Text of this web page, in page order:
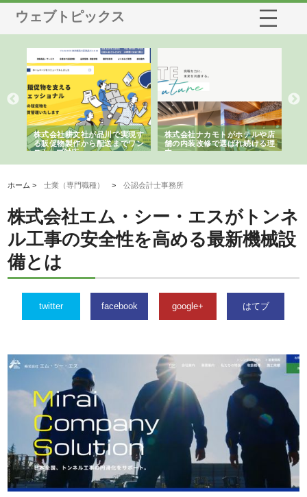
ウェブトピックス
株式会社耕文社が品川で実現す
る販促物製作から配送までワン
ストップ対応
株式会社ナカモトがホテルや店
舗の内装改修で選ばれ続ける理
由
ホーム >士業（専門職種） >公認会計士事務所
株式会社エム・シー・エスがトンネ
ル工事の安全性を高める最新機械設
備とは
twitter facebook google+ はてブ